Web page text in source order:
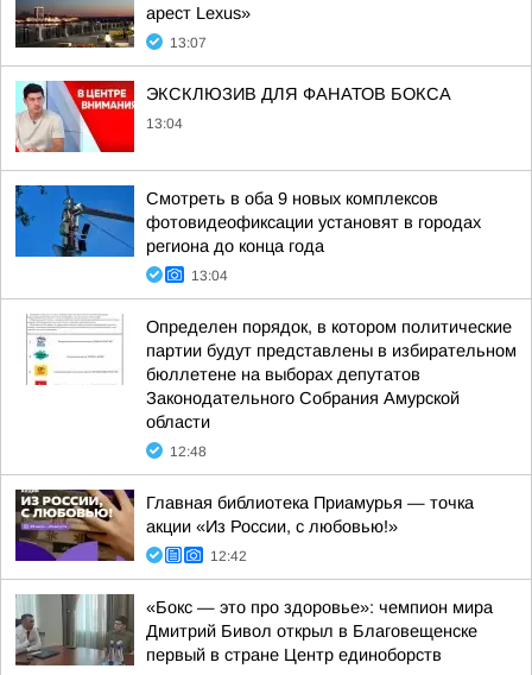
арест Lexus»
13:07
ЭКСКЛЮЗИВ ДЛЯ ФАНАТОВ БОКСА
13:04
Смотреть в оба 9 новых комплексов
фотовидеофиксации установят в городах
региона до конца года
13:04
Определен порядок, в котором политические
партии будут представлены в избирательном
бюллетене на выборах депутатов
Законодательного Собрания Амурской
области
12:48
Главная библиотека Приамурья — точка
акции «Из России, с любовью!»
12:42
«Бокс — это про здоровье»: чемпион мира
Дмитрий Бивол открыл в Благовещенске
первый в стране Центр единоборств